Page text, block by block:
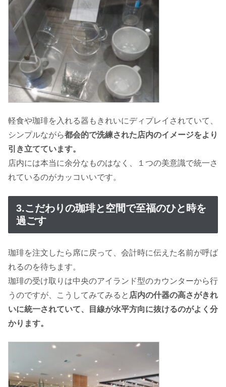
軽食や珈琲を入れる器もきれいにディプレイされていて、
シンプルながら都会的で洗練された店内のイメージをより
引き立てています。
店内には本当に余分なものはなく、１つの美意識で統一さ
れているのがカッコいいです。
3.こだわりの珈琲と空間で至福のひと時を
過ごす
珈琲を注文したら席に戻って、会計時に伝えた名前が呼ば
れるのを待ちます。
珈琲の受け取りは中央のアイランド型のカウンターから行
うのですが、こうしてみてみると 店内の什器の高さがきれ
いに統一されていて、目線が水平方向に抜けるのがよく分
かります。